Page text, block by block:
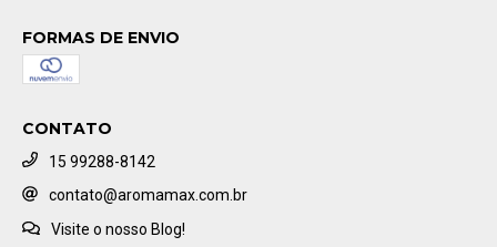
FORMAS DE ENVIO
CONTATO
15 99288-8142
contato@aromamax.com.br
Visite o nosso Blog!